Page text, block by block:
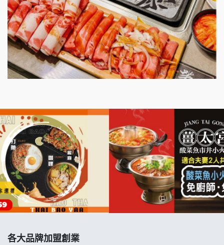
漫步藍咖啡加盟說明會
明石章魚燒加盟說明會
出櫃加盟說明會
千香漢堡加盟說明會
七盞茶加盟說明會
拉亞漢堡加盟說明會
杜芳子古味茶鋪加盟說明會
優握握×酸奶大獅加盟說明會
冬城門加盟說明會
拾鑶火鍋加盟說明會
各大品牌加盟創業